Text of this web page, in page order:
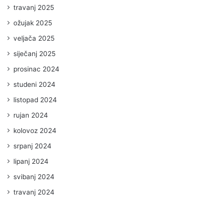
travanj 2025
ožujak 2025
veljača 2025
siječanj 2025
prosinac 2024
studeni 2024
listopad 2024
rujan 2024
kolovoz 2024
srpanj 2024
lipanj 2024
svibanj 2024
travanj 2024